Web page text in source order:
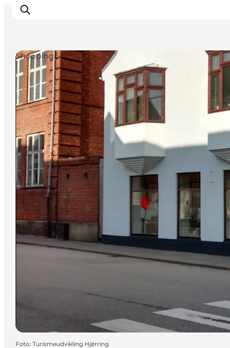
Urlaubsorte
Inspiration
Events
Unterkunft
Mach deine Urlaubsplanung
Shopping
Foto: Turismeudvikling Hjørring